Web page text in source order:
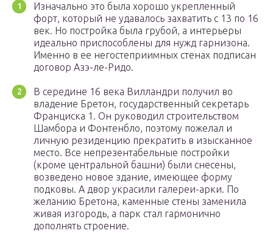
Изначально это была хорошо укрепленный
форт, который не удавалось захватить с 13 по 16
век. Но постройка была грубой, а интерьеры
идеально приспособлены для нужд гарнизона.
Именно в ее негостеприимных стенах подписан
договор Азэ-ле-Ридо.
В середине 16 века Вилландри получил во
владение Бретон, государственный секретарь
Франциска 1. Он руководил строительством
Шамбора и Фонтенбло, поэтому пожелал и
личную резиденцию прекратить в изысканное
место. Все непрезентабельные постройки
(кроме центральной башни) были снесены,
возведено новое здание, имеющее форму
подковы. А двор украсили галереи-арки. По
желанию Бретона, каменные стены заменила
живая изгородь, а парк стал гармонично
дополнять строение.